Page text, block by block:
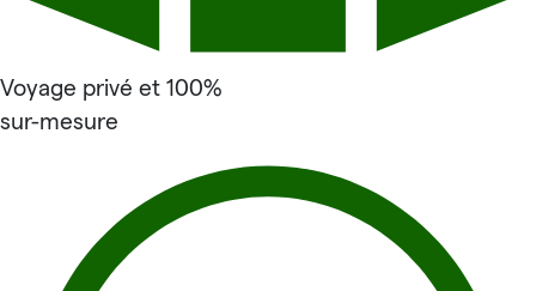
Voyage privé et 100%
sur-mesure